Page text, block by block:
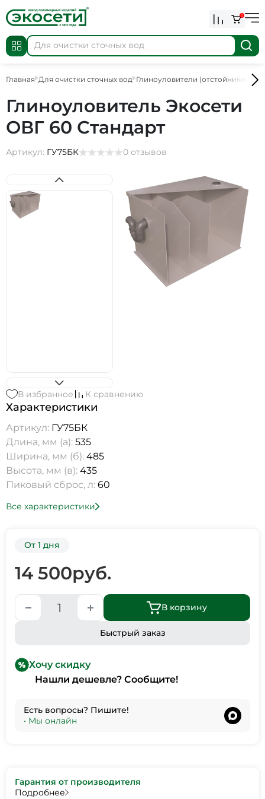
0
Главная Для очистки сточных вод Глиноуловители (отстойники для
Глиноуловитель Экосети
ОВГ 60 Стандарт
Артикул: ГУ75БК 0 отзывов
В избранное К сравнению
Характеристики
Артикул: ГУ75БК
Длина, мм (а): 535
Ширина, мм (б): 485
Высота, мм (в): 435
Пиковый сброс, л: 60
Все характеристики
От 1 дня
14 500руб.
В корзину
Быстрый заказ
Хочу скидку
Нашли дешевле? Сообщите!
Есть вопросы? Пишите!
• Мы онлайн
Гарантия от производителя
Подробнее